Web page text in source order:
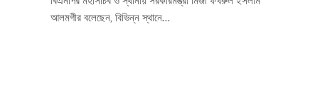
আলমগীর বলেছেন, বিভিন্ন স্থানে…